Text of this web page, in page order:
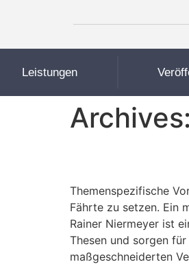
Leistungen
Archives:
Themenspezifische
Fährte zu setzen. Ein
Rainer Niermeyer ist
Thesen und sorgen
maßgeschnei­derten